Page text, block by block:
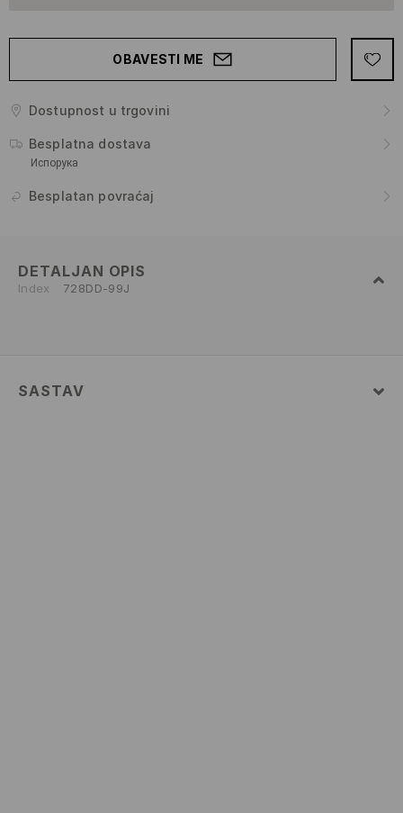
OBAVESTI ME
Dostupnost u trgovini
Besplatna dostava
Испорука
Besplatan povraćaj
DETALJAN OPIS
Index 728DD-99J
SASTAV